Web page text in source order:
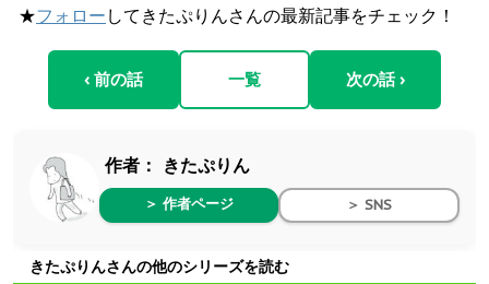
★フォロー してきたぷりんさんの最新記事をチェック！
‹ 前の話 一覧 次の話 ›
作者： きたぷりん
＞ 作者ページ ＞ SNS
きたぷりんさんの他のシリーズを読む